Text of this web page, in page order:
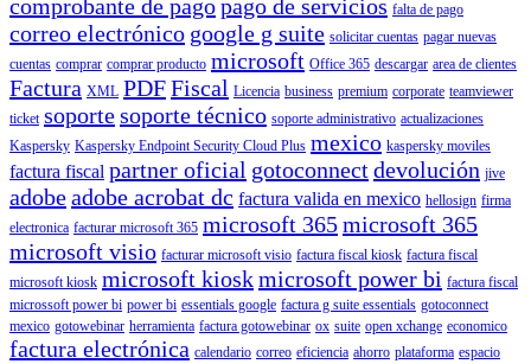
comprobante de pagopago de servicios falta de pago
correo electrónico google g suite solicitar cuentas pagar nuevas
cuentas comprar comprar producto microsoft Office 365 descargar area de clientes
Factura XML PDFFiscal Licencia business premium corporate teamviewer
ticket soportesoporte técnico soporte administrativo actualizaciones
Kaspersky Kaspersky Endpoint Security Cloud Plus mexico kaspersky moviles
factura fiscal partner oficial gotoconnectdevolución jive
adobeadobe acrobat dc factura valida en mexico hellosign firma
electronica facturar microsoft 365 microsoft 365microsoft 365
microsoft visio facturar microsoft visio factura fiscal kiosk factura fiscal
microsoft kiosk microsoft kioskmicrosoft power bi factura fiscal
microssoft power bi power bi essentials google factura g suite essentials gotoconnect
mexico gotowebinar herramienta factura gotowebinar ox suite open xchange economico
factura electrónica calendario correo eficiencia ahorro plataforma espacio